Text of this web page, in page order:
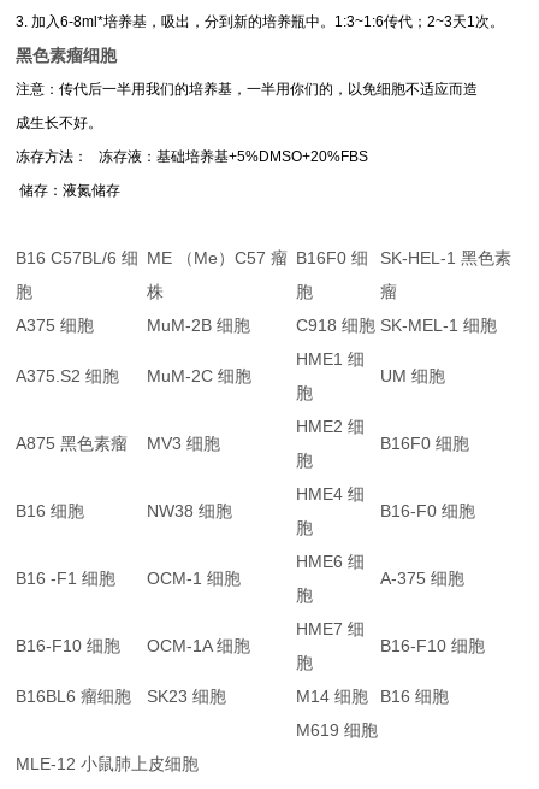
3. 加入6-8ml*培养基，吸出，分到新的培养瓶中。1:3~1:6传代；2~3天1次。
黑色素瘤细胞
注意：传代后一半用我们的培养基，一半用你们的，以免细胞不适应而造
成生长不好。
冻存方法： 冻存液：基础培养基+5%DMSO+20%FBS
储存：液氮储存
B16 C57BL/6 细
胞
ME （Me）C57 瘤
株
B16F0 细
胞
SK-HEL-1 黑色素
瘤
A375 细胞
MuM-2B 细胞 C918 细胞 SK-MEL-1 细胞
A375.S2 细胞 MuM-2C 细胞
HME1 细
胞
UM 细胞
A875 黑色素瘤 MV3 细胞
HME2 细
胞
B16F0 细胞
B16 细胞 NW38 细胞
HME4 细
胞
B16-F0 细胞
B16 -F1 细胞 OCM-1 细胞
HME6 细
胞
A-375 细胞
B16-F10 细胞 OCM-1A 细胞
HME7 细
胞
B16-F10 细胞
B16BL6 瘤细胞 SK23 细胞 M14 细胞
B16 细胞
M619 细胞
MLE-12 小鼠肺上皮细胞